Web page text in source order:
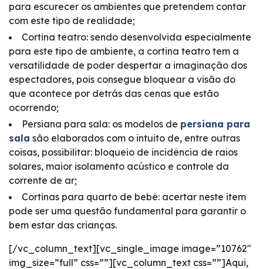
para escurecer os ambientes que pretendem contar
com este tipo de realidade;
Cortina teatro: sendo desenvolvida especialmente
para este tipo de ambiente, a cortina teatro tem a
versatilidade de poder despertar a imaginação dos
espectadores, pois consegue bloquear a visão do
que acontece por detrás das cenas que estão
ocorrendo;
Persiana para sala: os modelos de persiana para
sala são elaborados com o intuito de, entre outras
coisas, possibilitar: bloqueio de incidência de raios
solares, maior isolamento acústico e controle da
corrente de ar;
Cortinas para quarto de bebê: acertar neste item
pode ser uma questão fundamental para garantir o
bem estar das crianças.
[/vc_column_text][vc_single_image image=”10762″
img_size=”full” css=””][vc_column_text css=””]Aqui,